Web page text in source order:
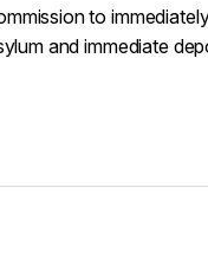
to
and immediate